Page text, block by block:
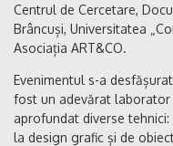
Centrul de Cercetare,
Brâncuși, Universitatea
Asociația ART&CO.
Evenimentul s-a
fost un adevărat laborator
aprofundat diverse
la design grafic și de